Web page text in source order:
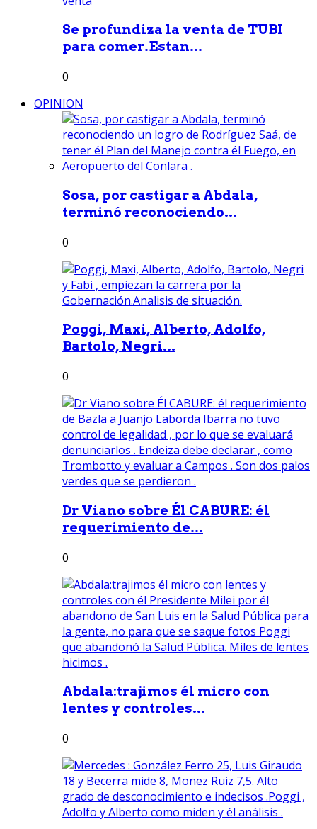
Se profundiza la venta de TUBI
para comer.Estan...
0
OPINION
Sosa, por castigar a Abdala,
terminó reconociendo...
0
Poggi, Maxi, Alberto, Adolfo,
Bartolo, Negri...
0
Dr Viano sobre Él CABURE: él
requerimiento de...
0
Abdala:trajimos él micro con
lentes y controles...
0